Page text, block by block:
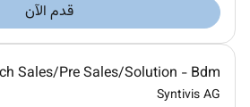
قدم الآن
Sales/Pre Sales/Solution - Bdm
Syntivis AG